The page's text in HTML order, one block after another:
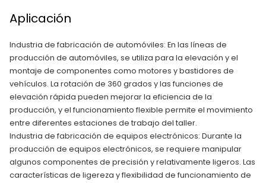
Aplicación
Industria de fabricación de automóviles: En las líneas de
producción de automóviles, se utiliza para la elevación y el
montaje de componentes como motores y bastidores de
vehículos. La rotación de 360 grados y las funciones de
elevación rápida pueden mejorar la eficiencia de la
producción, y el funcionamiento flexible permite el movimiento
entre diferentes estaciones de trabajo del taller.
Industria de fabricación de equipos electrónicos: Durante la
producción de equipos electrónicos, se requiere manipular
algunos componentes de precisión y relativamente ligeros. Las
características de ligereza y flexibilidad de funcionamiento de